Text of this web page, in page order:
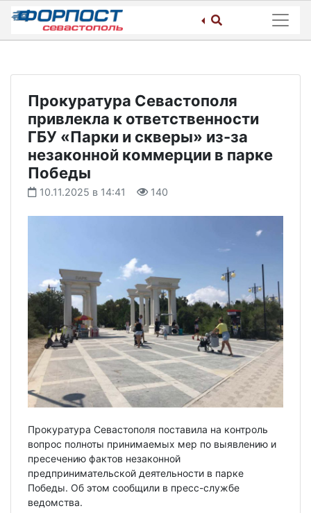
Skip
content
Прокуратура Севастополя
привлекла к ответственности
ГБУ «Парки и скверы» из-за
незаконной коммерции в парке
Победы
10.11.2025 в 14:41 140
Прокуратура Севастополя поставила на контроль
вопрос полноты принимаемых мер по выявлению и
пресечению фактов незаконной
предпринимательской деятельности в парке
Победы. Об этом сообщили в пресс-службе
ведомства.